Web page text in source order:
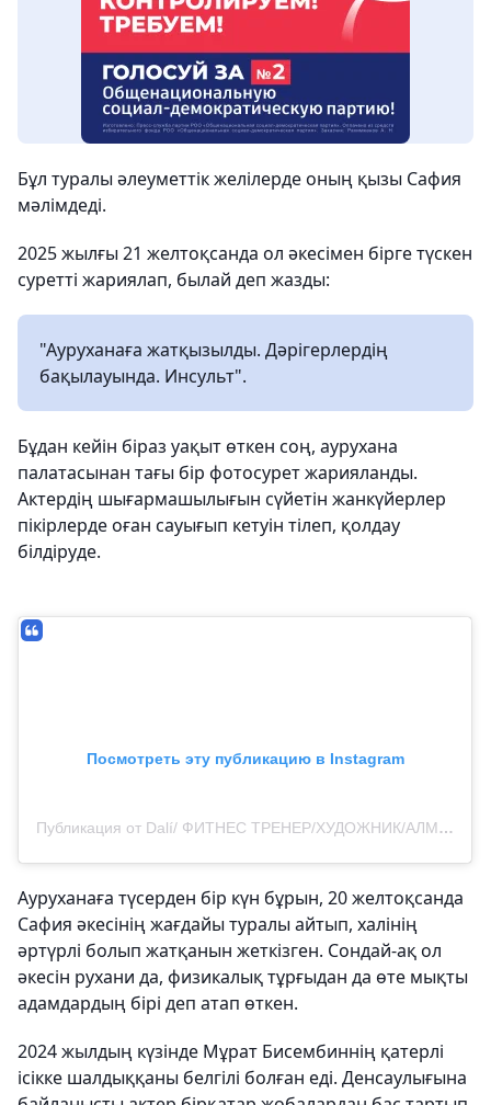
Бұл туралы әлеуметтік желілерде оның қызы Сафия
мәлімдеді.
2025 жылғы 21 желтоқсанда ол әкесімен бірге түскен
суретті жариялап, былай деп жазды:
"Ауруханаға жатқызылды. Дәрігерлердің
бақылауында. Инсульт".
Бұдан кейін біраз уақыт өткен соң, аурухана
палатасынан тағы бір фотосурет жарияланды.
Актердің шығармашылығын сүйетін жанкүйерлер
пікірлерде оған сауығып кетуін тілеп, қолдау
білдіруде.
Посмотреть эту публикацию в Instagram
Публикация от Dalí/ ФИТНЕС ТРЕНЕР/ХУДОЖНИК/АЛМАТЫ📍 (@jemappelledali)
Ауруханаға түсерден бір күн бұрын, 20 желтоқсанда
Сафия әкесінің жағдайы туралы айтып, халінің
әртүрлі болып жатқанын жеткізген. Сондай-ақ ол
әкесін рухани да, физикалық тұрғыдан да өте мықты
адамдардың бірі деп атап өткен.
2024 жылдың күзінде Мұрат Бисембиннің қатерлі
ісікке шалдыққаны белгілі болған еді. Денсаулығына